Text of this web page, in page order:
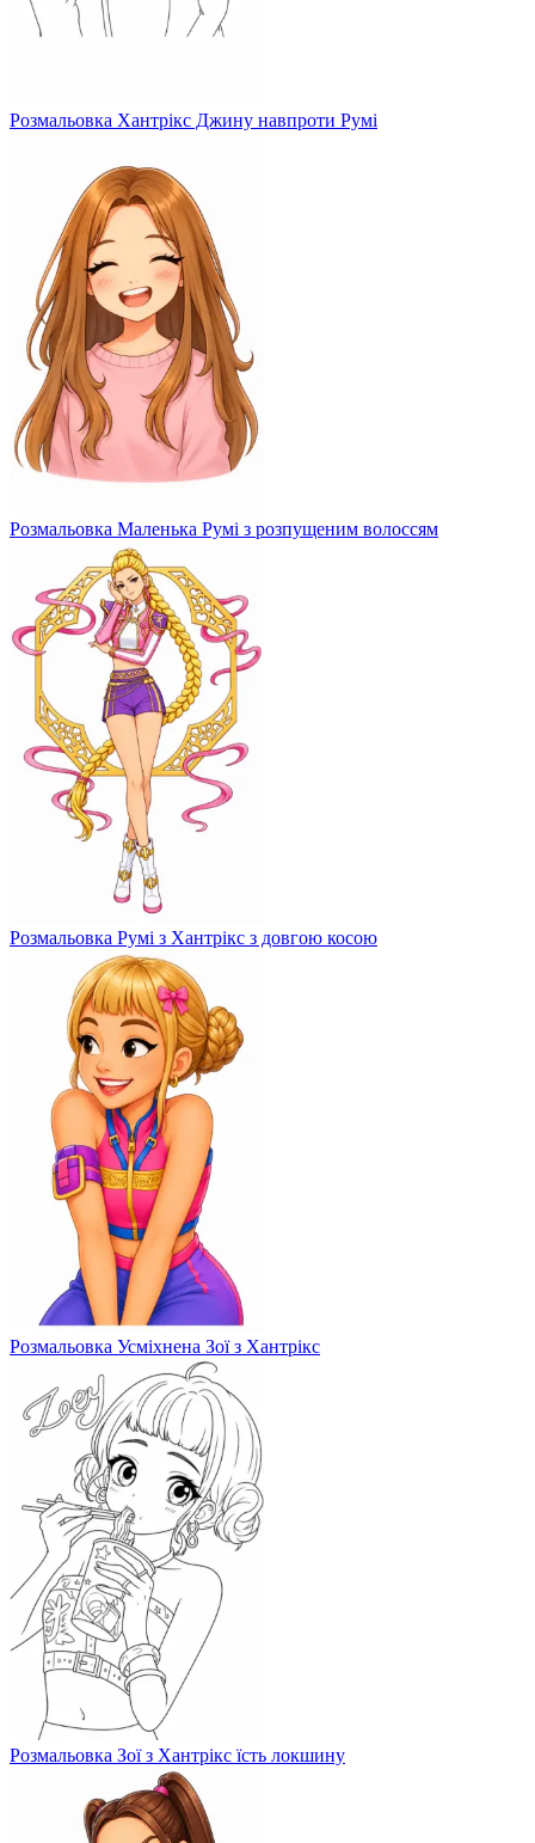
Розмальовка Хантрікс Джину навпроти Румі
Розмальовка Маленька Румі з розпущеним волоссям
Розмальовка Румі з Хантрікс з довгою косою
Розмальовка Усміхнена Зої з Хантрікс
Розмальовка Зої з Хантрікс їсть локшину